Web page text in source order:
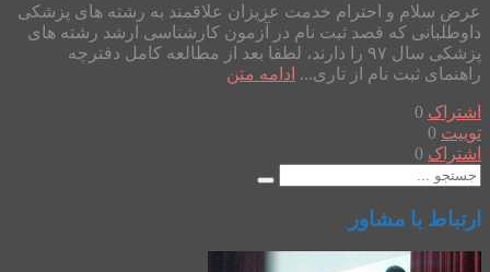
عرض سلام و احترام خدمت عزیزان علاقمند به رشته های پزشکی
داوطلبانی که قصد ثبت نام در آزمون کارشناسی ارشد رشته های
پزشکی سال ۹۷ را دارند، لطفا بعد از مطالعه کامل دفترچه
راهنمای ثبت نام از تاری... ادامه متن
اشتراک 0
توییت 0
اشتراک 0
ارتباط با مشاور